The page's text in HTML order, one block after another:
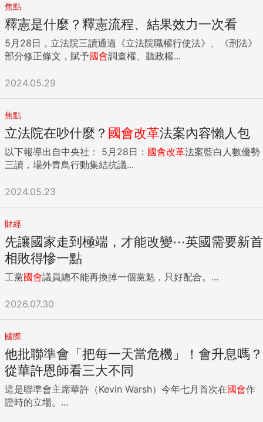
焦點
釋憲是什麼？釋憲流程、結果效力一次看
5月28日，立法院三讀通過《立法院職權行使法》、《刑法》
部分修正條文，賦予國會調查權、聽政權...
2024.05.29
焦點
立法院在吵什麼？ 國會改革法案內容懶人包
以下報導出自中央社： 5月28日： 國會改革法案藍白人數優勢
三讀，場外青鳥行動集結抗議...
2024.05.23
財經
先讓國家走到極端，才能改變⋯英國需要新首
相敗得慘一點
工黨國會議員總不能再換掉一個黨魁，只好配合。...
2026.07.30
國際
他批聯準會「把每一天當危機」！會升息嗎？
從華許恩師看三大不同
這是聯準會主席華許（Kevin Warsh）今年七月首次在國會作
證時的立場。...